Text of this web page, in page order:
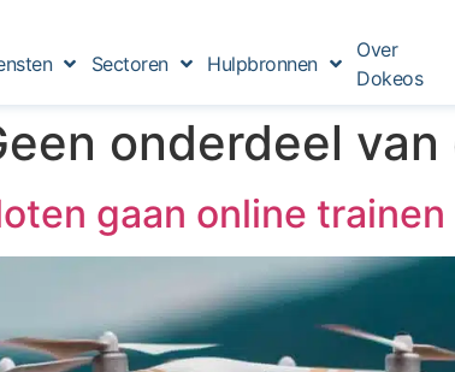
Sectoren Hulpbronnen
Over
Dokeos
onderdeel
gaan online